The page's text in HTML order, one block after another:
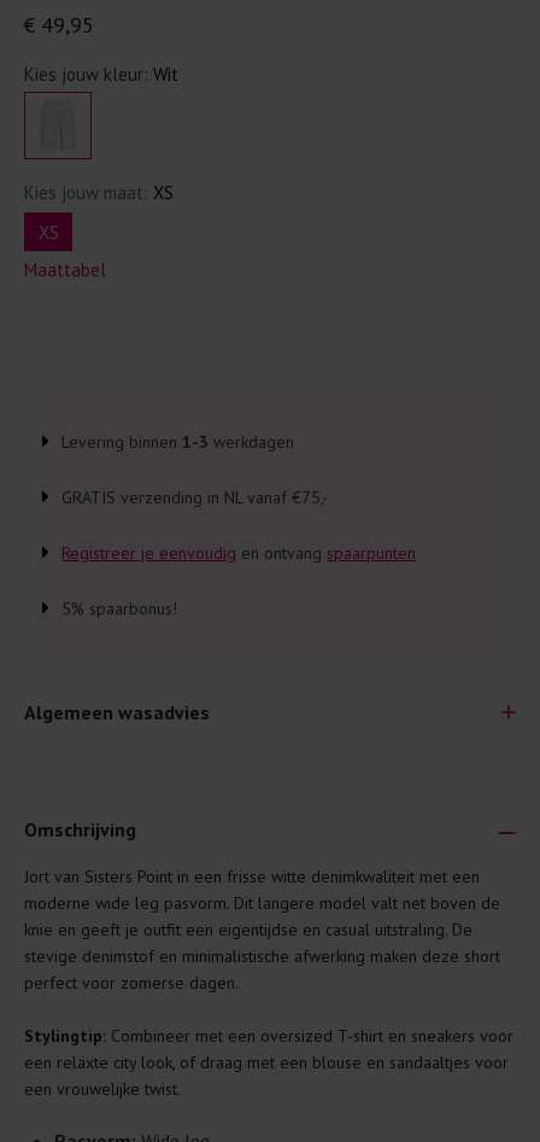
€ 49,95
Kies jouw kleur: Wit
Kies jouw maat: XS
XS
Maattabel
Levering binnen 1-3 werkdagen
GRATIS verzending in NL vanaf €75,-
Registreer je eenvoudig en ontvang spaarpunten
5% spaarbonus!
Algemeen wasadvies
Je wilt natuurlijk lang plezier hebben van je nieuwe kleding.
Daarom geven wij een aantal algemene was-tips:
Lees altijd eerst even het was-etiket.
Was kleding binnenste buiten. Dat beschermt de
buitenkant.
Wees zuinig met wasmiddel. Per kledingstuk is een drupje
genoeg.
Was zo koud mogelijk. Op 20 of 30 graden wassen is vaak
Omschrijving
Jort van Sisters Point in een frisse witte denimkwaliteit met een
moderne wide leg pasvorm. Dit langere model valt net boven de
knie en geeft je outfit een eigentijdse en casual uitstraling. De
stevige denimstof en minimalistische afwerking maken deze short
perfect voor zomerse dagen.
Stylingtip: Combineer met een oversized T-shirt en sneakers voor
een relaxte city look, of draag met een blouse en sandaaltjes voor
een vrouwelijke twist.